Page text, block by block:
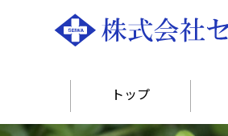
トップ